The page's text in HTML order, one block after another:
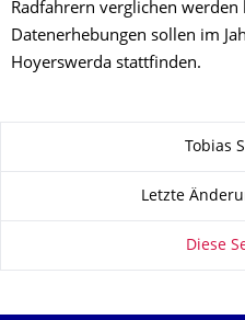
Radfahrern verglichen werden
Datenerhebungen sollen im
Hoyerswerda stattfinden.
Tobias
Letzte
Diese